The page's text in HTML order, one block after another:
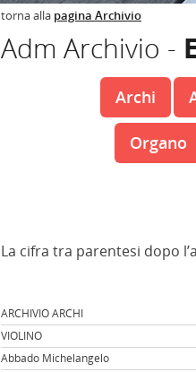
torna alla pagina Archivio
Adm Archivio -
Archi
Organo
La cifra tra parentesi dopo
ARCHIVIO ARCHI
VIOLINO
Abbado Michelangelo